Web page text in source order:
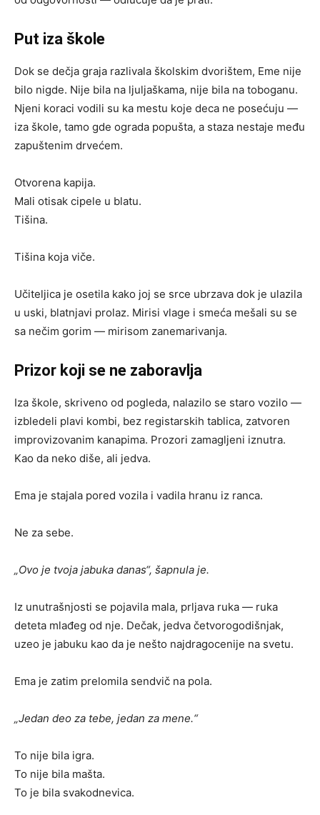
Put iza škole
Dok se dečja graja razlivala školskim dvorištem, Eme nije
bilo nigde. Nije bila na ljuljaškama, nije bila na toboganu.
Njeni koraci vodili su ka mestu koje deca ne posećuju —
iza škole, tamo gde ograda popušta, a staza nestaje među
zapuštenim drvećem.
Otvorena kapija.
Mali otisak cipele u blatu.
Tišina.
Tišina koja viče.
Učiteljica je osetila kako joj se srce ubrzava dok je ulazila
u uski, blatnjavi prolaz. Mirisi vlage i smeća mešali su se
sa nečim gorim — mirisom zanemarivanja.
Prizor koji se ne zaboravlja
Iza škole, skriveno od pogleda, nalazilo se staro vozilo —
izbledeli plavi kombi, bez registarskih tablica, zatvoren
improvizovanim kanapima. Prozori zamagljeni iznutra.
Kao da neko diše, ali jedva.
Ema je stajala pored vozila i vadila hranu iz ranca.
Ne za sebe.
„Ovo je tvoja jabuka danas“, šapnula je.
Iz unutrašnjosti se pojavila mala, prljava ruka — ruka
deteta mlađeg od nje. Dečak, jedva četvorogodišnjak,
uzeo je jabuku kao da je nešto najdragocenije na svetu.
Ema je zatim prelomila sendvič na pola.
„Jedan deo za tebe, jedan za mene.“
To nije bila igra.
To nije bila mašta.
To je bila svakodnevica.